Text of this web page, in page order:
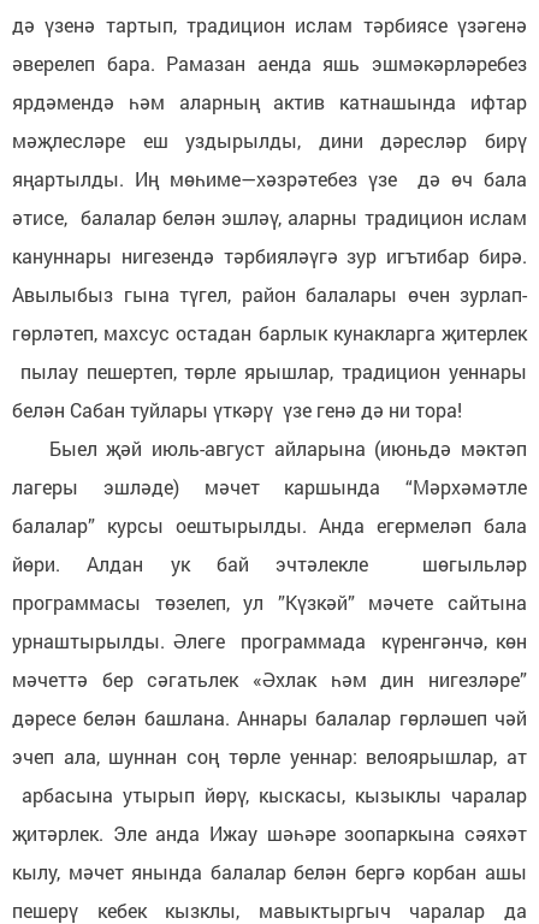
дә үзенә тартып, традицион ислам тәрбиясе үзәгенә
әверелеп бара. Рамазан аенда яшь эшмәкәрләребез
ярдәмендә һәм аларның актив катнашында ифтар
мәҗлесләре еш уздырылды, дини дәресләр бирү
яңартылды. Иң мөһиме—хәзрәтебез үзе дә өч бала
әтисе, балалар белән эшләү, аларны традицион ислам
кануннары нигезендә тәрбияләүгә зур игътибар бирә.
Авылыбыз гына түгел, район балалары өчен зурлап-
гөрләтеп, махсус остадан барлык кунакларга җитерлек
пылау пешертеп, төрле ярышлар, традицион уеннары
белән Сабан туйлары үткәрү үзе генә дә ни тора!
Быел җәй июль-август айларына (июньдә мәктәп
лагеры эшләде) мәчет каршында “Мәрхәмәтле
балалар” курсы оештырылды. Анда егермеләп бала
йөри. Алдан ук бай эчтәлекле шөгыльләр
программасы төзелеп, ул ”Күзкәй” мәчете сайтына
урнаштырылды. Әлеге программада күренгәнчә, көн
мәчеттә бер сәгатьлек «Әхлак һәм дин нигезләре”
дәресе белән башлана. Аннары балалар гөрләшеп чәй
эчеп ала, шуннан соң төрле уеннар: велоярышлар, ат
арбасына утырып йөрү, кыскасы, кызыклы чаралар
җитәрлек. Эле анда Ижау шәһәре зоопаркына сәяхәт
кылу, мәчет янында балалар белән бергә корбан ашы
пешерү кебек кызклы, мавыктыргыч чаралар да